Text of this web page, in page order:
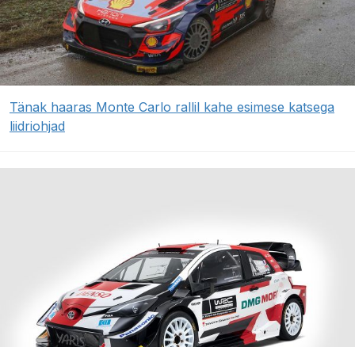
Tänak haaras Monte Carlo rallil kahe esimese katsega
liidriohjad